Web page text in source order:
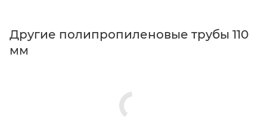
Другие полипропиленовые трубы 110
мм